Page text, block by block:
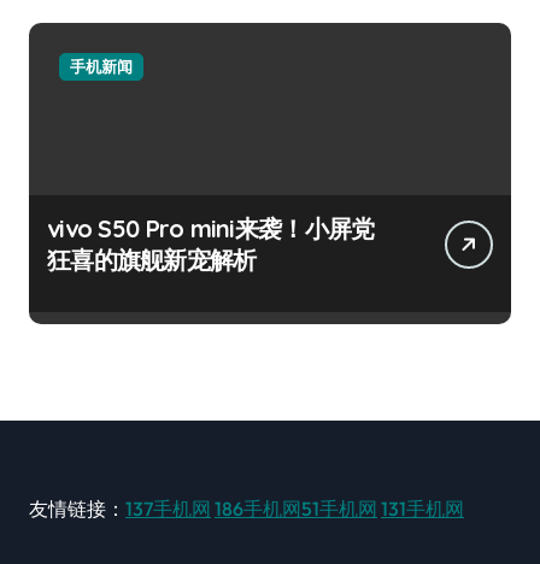
手机新闻
vivo S50 Pro mini来袭！小屏党
狂喜的旗舰新宠解析
友情链接： 137手机网 186手机网51手机网 131手机网